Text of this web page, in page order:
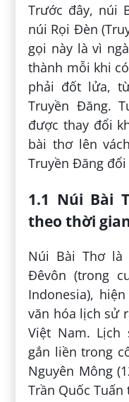
Trước đây, núi
núi Rọi Đèn
gọi này là vì
thành mỗi khi
phải đốt lửa,
Truyền Đăng.
được thay đổi
bài thơ lên
Truyền Đăng
1.1 Núi Bài
theo thời
Núi Bài Thơ
Đêvôn (trong
Indonesia),
văn hóa lịch sử
Việt Nam.
gắn liền trong
Nguyên Mông
Trần Quốc